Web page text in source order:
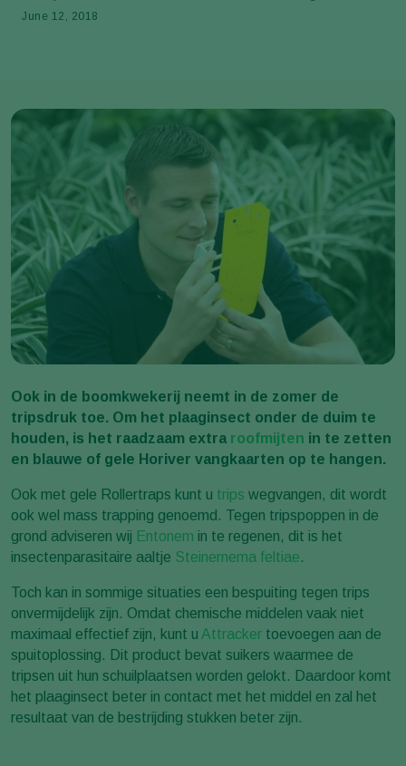
June 12, 2018
Ook in de boomkwekerij neemt in de zomer de
tripsdruk toe. Om het plaaginsect onder de duim te
houden, is het raadzaam extra roofmijten in te zetten
en blauwe of gele Horiver vangkaarten op te hangen.
Ook met gele Rollertraps kunt u trips wegvangen, dit wordt
ook wel mass trapping genoemd. Tegen tripspoppen in de
grond adviseren wij Entonem in te regenen, dit is het
insectenparasitaire aaltje Steinernema feltiae.
Toch kan in sommige situaties een bespuiting tegen trips
onvermijdelijk zijn. Omdat chemische middelen vaak niet
maximaal effectief zijn, kunt u Attracker toevoegen aan de
spuitoplossing. Dit product bevat suikers waarmee de
tripsen uit hun schuilplaatsen worden gelokt. Daardoor komt
het plaaginsect beter in contact met het middel en zal het
resultaat van de bestrijding stukken beter zijn.